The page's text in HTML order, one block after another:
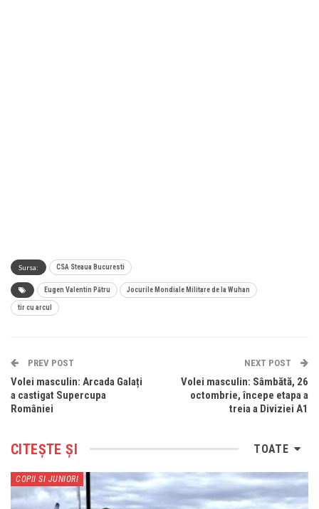
Sursa: CSA Steaua Bucuresti
Eugen Valentin Pătru Jocurile Mondiale Militare de la Wuhan
tir cu arcul
PREV POST
Volei masculin: Arcada Galați
a castigat Supercupa
României
NEXT POST
Volei masculin: Sâmbătă, 26
octombrie, începe etapa a
treia a Diviziei A1
TOATE
CITEȘTE ȘI
COPII SI JUNIORI